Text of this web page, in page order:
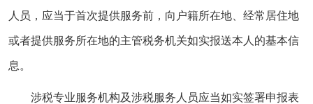
人员，应当于首次提供服务前，向户籍所在地、经常居住地
或者提供服务所在地的主管税务机关如实报送本人的基本信
息。
涉税专业服务机构及涉税服务人员应当如实签署申报表